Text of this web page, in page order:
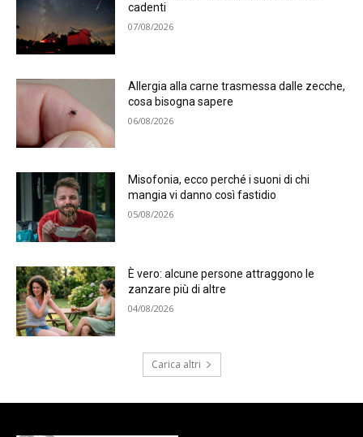
cadenti
07/08/2026
Allergia alla carne trasmessa dalle zecche,
cosa bisogna sapere
06/08/2026
Misofonia, ecco perché i suoni di chi
mangia vi danno così fastidio
05/08/2026
È vero: alcune persone attraggono le
zanzare più di altre
04/08/2026
Carica altri